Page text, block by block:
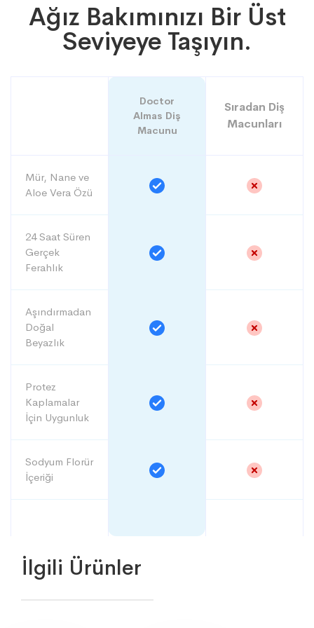
Ağız Bakımınızı Bir Üst
Seviyeye Taşıyın.
Doctor
Almas Diş
Macunu
Sıradan Diş
Macunları
Mür, Nane ve
Aloe Vera Özü
24 Saat Süren
Gerçek
Ferahlık
Aşındırmadan
Doğal
Beyazlık
Protez
Kaplamalar
İçin Uygunluk
Sodyum Florür
İçeriği
İlgili Ürünler